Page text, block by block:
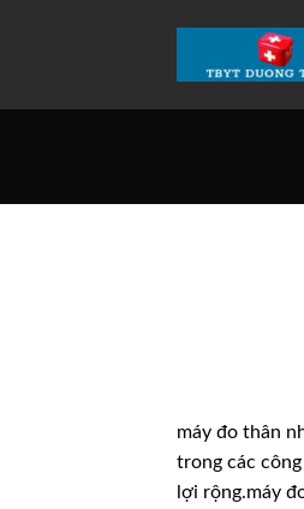
máy đo thân
trong các
lợi rộng.máy